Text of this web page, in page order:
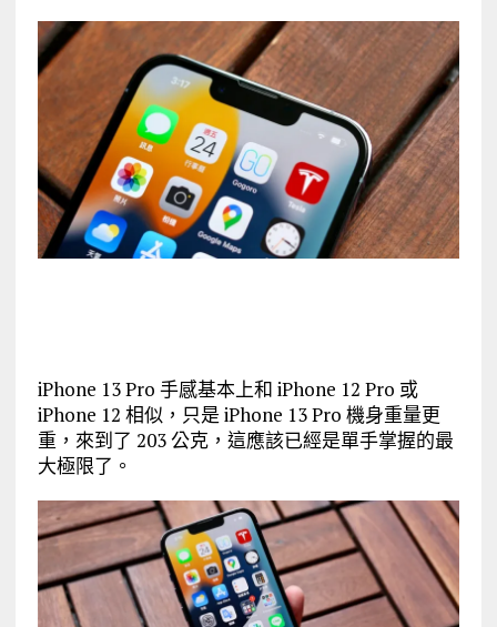
iPhone 13 Pro 手感基本上和 iPhone 12 Pro 或
iPhone 12 相似，只是 iPhone 13 Pro 機身重量更
重，來到了 203 公克，這應該已經是單手掌握的最
大極限了。